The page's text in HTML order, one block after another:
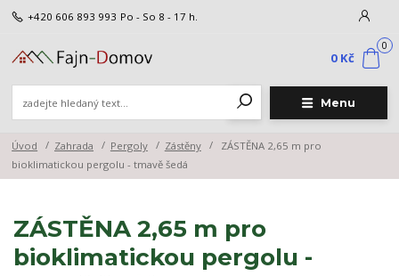
Menu
+420 606 893 993 Po - So 8 - 17 h.
0
0 Kč
Úvod Zahrada Pergoly Zástěny
ZÁSTĚNA 2,65 m pro
bioklimatickou pergolu - tmavě šedá
ZÁSTĚNA 2,65 m pro
bioklimatickou pergolu -